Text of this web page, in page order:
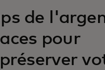
de
pour